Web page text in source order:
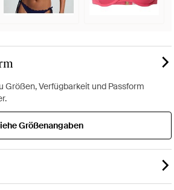
Größen, Verfügbarkeit und Passform
Größenangaben